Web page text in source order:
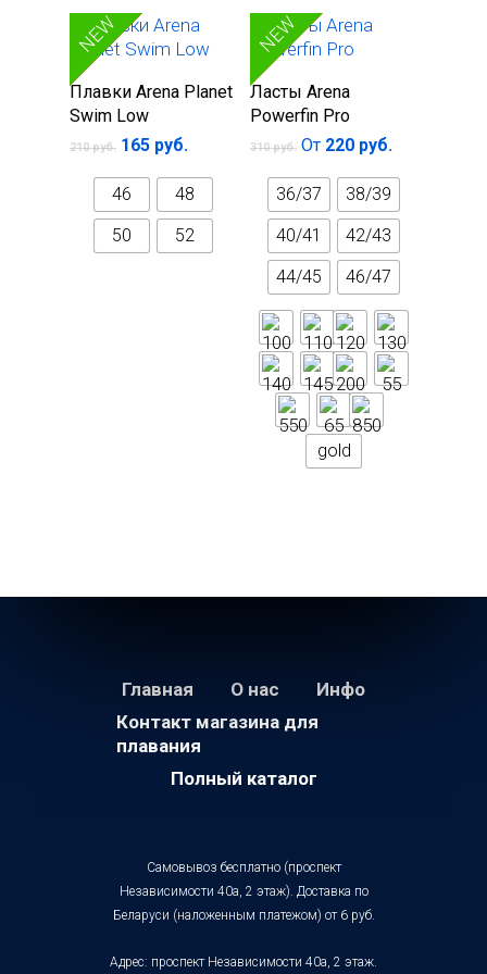
Выберите
параметры
SALE
NEW
Плавки Arena Planet
Swim Low
210руб. 165 руб.
46
48
50
52
Выберите
параметры
SALE
NEW
Ласты Arena
Powerfin Pro
310руб. От 220 руб.
36/37
38/39
40/41
42/43
44/45
46/47
gold
Главная О нас
Инфо
Контакт магазина для
плавания
Полный каталог
Самовывоз бесплатно (проспект
Независимости 40а, 2 этаж). Доставка по
Беларуси (наложенным платежом) от 6 руб.
Адрес: проспект Независимости 40а, 2 этаж.